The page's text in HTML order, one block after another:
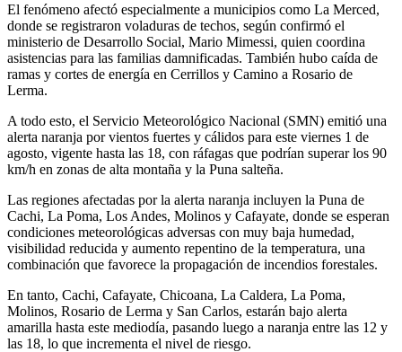
El fenómeno afectó especialmente a municipios como La Merced,
donde se registraron voladuras de techos, según confirmó el
ministerio de Desarrollo Social, Mario Mimessi, quien coordina
asistencias para las familias damnificadas. También hubo caída de
ramas y cortes de energía en Cerrillos y Camino a Rosario de
Lerma.
A todo esto, el Servicio Meteorológico Nacional (SMN) emitió una
alerta naranja por vientos fuertes y cálidos para este viernes 1 de
agosto, vigente hasta las 18, con ráfagas que podrían superar los 90
km/h en zonas de alta montaña y la Puna salteña.
Las regiones afectadas por la alerta naranja incluyen la Puna de
Cachi, La Poma, Los Andes, Molinos y Cafayate, donde se esperan
condiciones meteorológicas adversas con muy baja humedad,
visibilidad reducida y aumento repentino de la temperatura, una
combinación que favorece la propagación de incendios forestales.
En tanto, Cachi, Cafayate, Chicoana, La Caldera, La Poma,
Molinos, Rosario de Lerma y San Carlos, estarán bajo alerta
amarilla hasta este mediodía, pasando luego a naranja entre las 12 y
las 18, lo que incrementa el nivel de riesgo.